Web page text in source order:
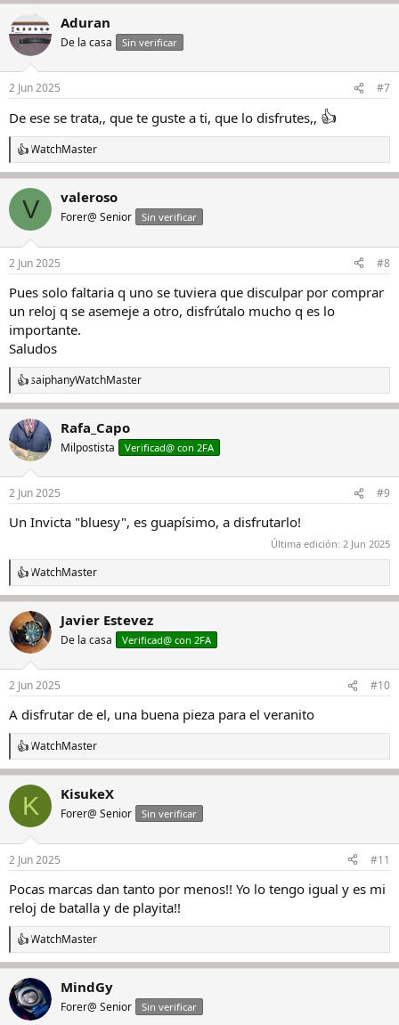
a
c
c
i
e
:
Aduran
De la casa Sin verificar
2 Jun 2025 #7
De ese se trata,, que te guste a ti, que lo disfrutes,, 👍
R
e
c
i
e
:
WatchMaster
V valeroso
Forer@ Senior Sin verificar
2 Jun 2025 #8
Pues solo faltaria q uno se tuviera que disculpar por comprar
un reloj q se asemeje a otro, disfrútalo mucho q es lo
importante.
Saludos
R
e
a
c
c
i
e
:
saiphanyWatchMaster
Rafa_Capo
Milpostista Verificad@ con 2FA
2 Jun 2025 #9
Un Invicta "bluesy", es guapísimo, a disfrutarlo!
Última edición: 2 Jun 2025
R
e
a
c
c
i
e
:
WatchMaster
Javier Estevez
De la casa Verificad@ con 2FA
2 Jun 2025 #10
A disfrutar de el, una buena pieza para el veranito
R
e
c
i
e
:
WatchMaster
K KisukeX
Forer@ Senior Sin verificar
2 Jun 2025 #11
Pocas marcas dan tanto por menos!! Yo lo tengo igual y es mi
reloj de batalla y de playita!!
R
e
a
c
c
i
WatchMaster
MindGy
Forer@ Senior Sin verificar